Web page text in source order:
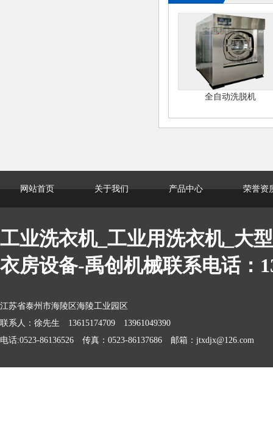
全自动洗脱机
网站首页 关于我们 产品中心 荣誉资
工业洗衣机_工业用洗衣机_大
衣房设备-禹创机械联系电话：
江苏省泰州市海陵区海陵工业园区
联系人：徐先生 13615174709 13961049390
电话:0523-86136526 传真：0523-86137686 邮箱：jtxdjx@126.com